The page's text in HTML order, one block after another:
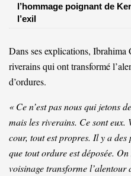
l’hommage poignant de
l’exil
Dans ses explications, Ibrahima
riverains qui ont transformé
d’ordures.
« Ce n’est pas nous qui jetons
mais les riverains. Ce sont eux.
cour, tout est propres. Il y a
que tout ordure est déposée.
voisinage transforme l’alentour